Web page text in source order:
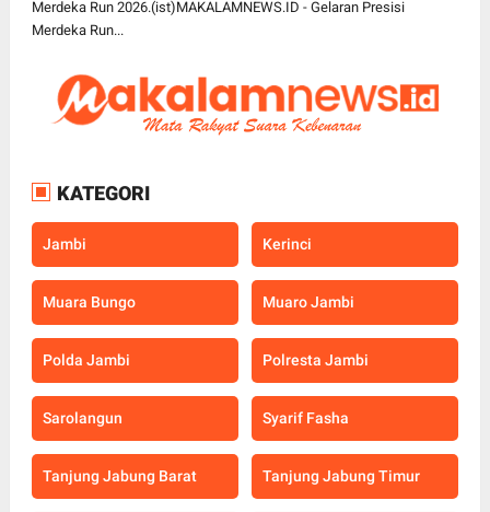
Merdeka Run 2026.(ist)MAKALAMNEWS.ID - Gelaran Presisi
Merdeka Run...
KATEGORI
Jambi Kerinci
Muara Bungo Muaro Jambi
Polda Jambi Polresta Jambi
Sarolangun Syarif Fasha
Tanjung Jabung Barat Tanjung Jabung Timur